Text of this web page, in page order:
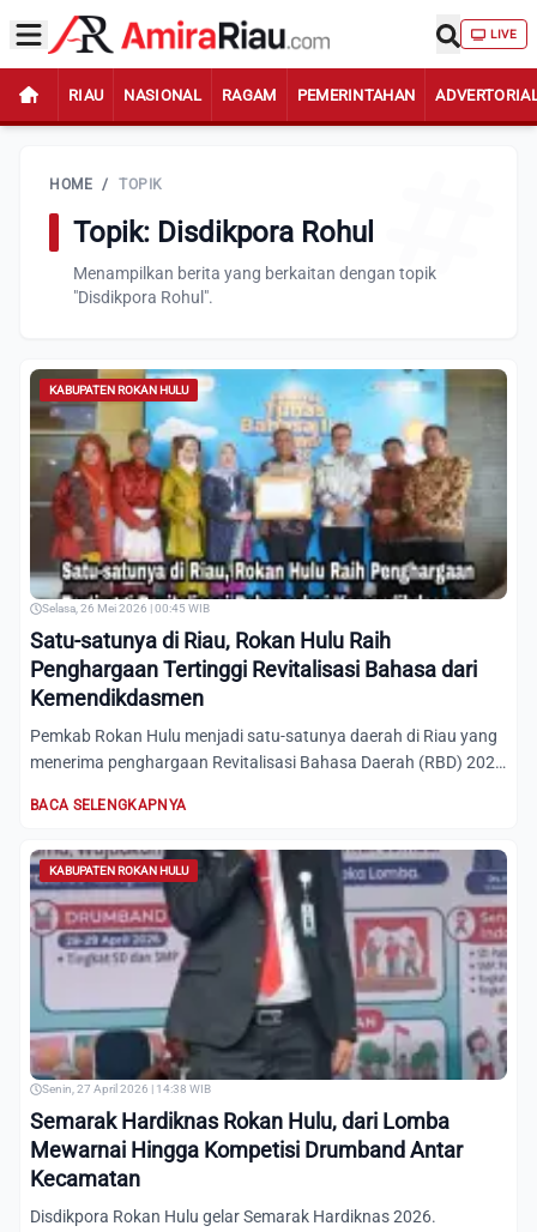
LIVE
RIAU NASIONAL RAGAM PEMERINTAHAN
HOME / TOPIK
Topik: Disdikpora Rohul
Menampilkan berita yang berkaitan dengan topik
"Disdikpora Rohul".
KABUPATEN ROKAN HULU
Selasa, 26 Mei 2026 | 00:45 WIB
Satu-satunya di Riau, Rokan Hulu Raih
Penghargaan Tertinggi Revitalisasi Bahasa dari
Kemendikdasmen
Pemkab Rokan Hulu menjadi satu-satunya daerah di Riau yang
menerima penghargaan Revitalisasi Bahasa Daerah (RBD) 2026
BACA SELENGKAPNYA
KABUPATEN ROKAN HULU
Senin, 27 April 2026 | 14:38 WIB
Semarak Hardiknas Rokan Hulu, dari Lomba
Mewarnai Hingga Kompetisi Drumband Antar
Kecamatan
Disdikpora Rokan Hulu gelar Semarak Hardiknas 2026.